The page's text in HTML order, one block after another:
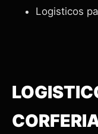
Logisticos